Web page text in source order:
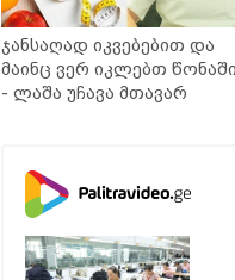
- ლაშა უჩავა მთავარ
მიზეზებზე საუბრობს